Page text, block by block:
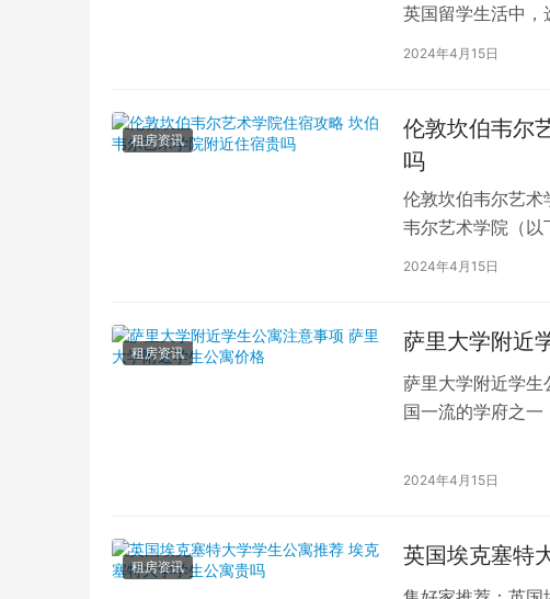
英国留学生活中，
2024年4月15日
租房资讯
伦敦坎伯韦尔
吗
伦敦坎伯韦尔艺
韦尔艺术学院（以
吸引了全球各地
2024年4月15日
租房资讯 萨里大学附近
萨里大学附近学
国一流的学府之一
2024年4月15日
租房资讯 英国埃克塞特